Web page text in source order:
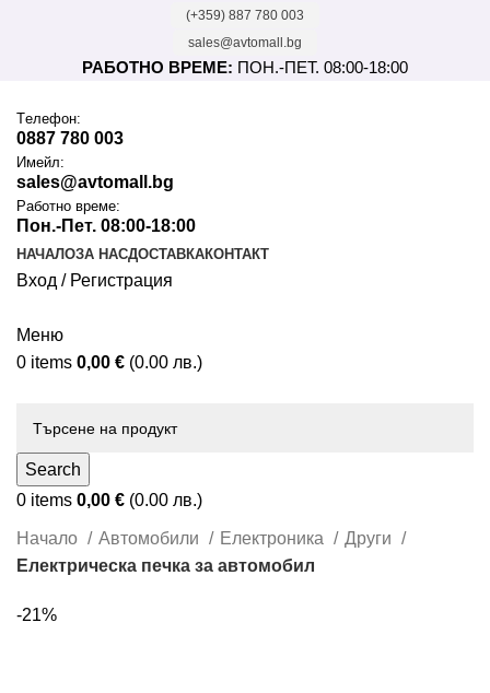
(+359) 887 780 003
sales@avtomall.bg
РАБОТНО ВРЕМЕ: ПОН.-ПЕТ. 08:00-18:00
Tелефон:
0887 780 003
Имейл:
sales@avtomall.bg
Работно време:
Пон.-Пет. 08:00-18:00
НАЧАЛОЗА НАСДОСТАВКАКОНТАКТ
Вход / Регистрация
Меню
0 items 0,00 € (0.00 лв.)
Search
0 items 0,00 € (0.00 лв.)
Начало Автомобили Електроника
Други
Електрическа печка за автомобил
-21%